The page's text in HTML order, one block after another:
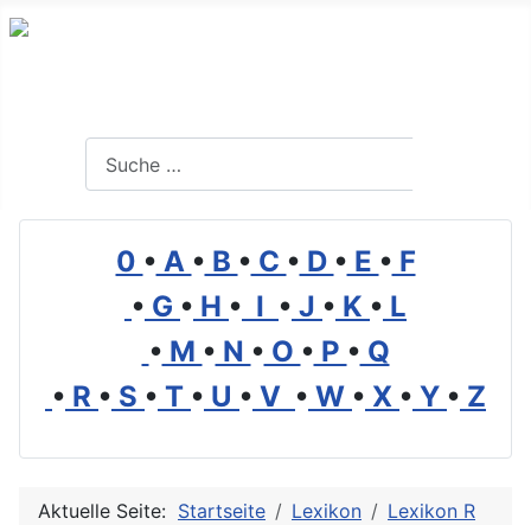
0 • A • B • C • D • E • F
• G • H • I • J • K • L
• M • N • O • P • Q
• R • S • T • U • V • W • X • Y • Z
Aktuelle Seite: Startseite Lexikon
Lexikon R